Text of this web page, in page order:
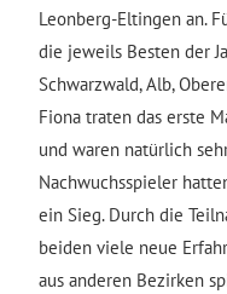
Leonberg-Eltingen an.
die jeweils Besten der
Schwarzwald, Alb,
Fiona traten das erste
und waren natürlich
Nachwuchsspieler
ein Sieg. Durch die
beiden viele neue
aus anderen Bezirken